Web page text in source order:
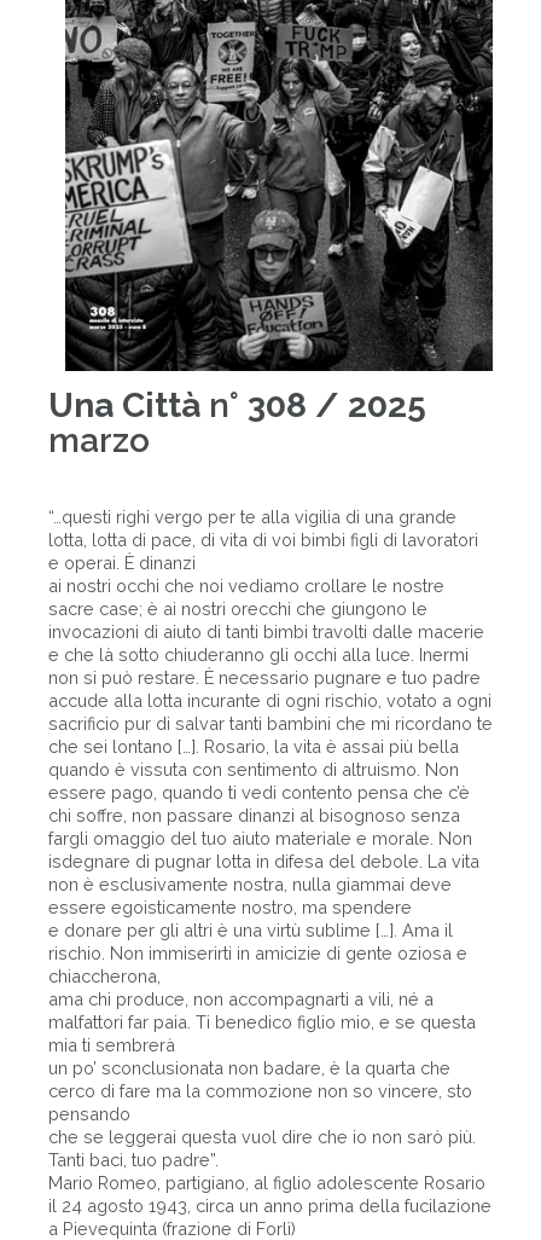
Una Città n° 308 / 2025
marzo
“…questi righi vergo per te alla vigilia di una grande
lotta, lotta di pace, di vita di voi bimbi figli di lavoratori
e operai. È dinanzi
ai nostri occhi che noi vediamo crollare le nostre
sacre case; è ai nostri orecchi che giungono le
invocazioni di aiuto di tanti bimbi travolti dalle macerie
e che là sotto chiuderanno gli occhi alla luce. Inermi
non si può restare. È necessario pugnare e tuo padre
accude alla lotta incurante di ogni rischio, votato a ogni
sacrificio pur di salvar tanti bambini che mi ricordano te
che sei lontano […]. Rosario, la vita è assai più bella
quando è vissuta con sentimento di altruismo. Non
essere pago, quando ti vedi contento pensa che c’è
chi soffre, non passare dinanzi al bisognoso senza
fargli omaggio del tuo aiuto materiale e morale. Non
isdegnare di pugnar lotta in difesa del debole. La vita
non è esclusivamente nostra, nulla giammai deve
essere egoisticamente nostro, ma spendere
e donare per gli altri è una virtù sublime […]. Ama il
rischio. Non immiserirti in amicizie di gente oziosa e
chiaccherona,
ama chi produce, non accompagnarti a vili, né a
malfattori far paia. Ti benedico figlio mio, e se questa
mia ti sembrerà
un po’ sconclusionata non badare, è la quarta che
cerco di fare ma la commozione non so vincere, sto
pensando
che se leggerai questa vuol dire che io non sarò più.
Tanti baci, tuo padre”.
Mario Romeo, partigiano, al figlio adolescente Rosario
il 24 agosto 1943, circa un anno prima della fucilazione
a Pievequinta (frazione di Forlì)